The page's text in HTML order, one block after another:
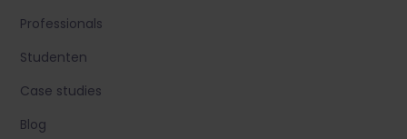
Professionals
Studenten
Case studies
Blog